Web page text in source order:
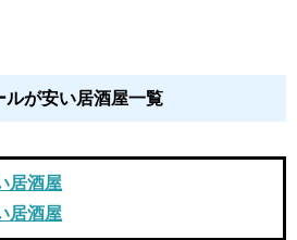
ルが安い居酒屋一覧
居酒屋
居酒屋